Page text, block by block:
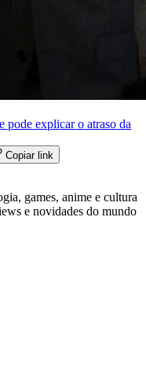
pode explicar o atraso da
Copiar link
games, anime e cultura
e novidades do mundo